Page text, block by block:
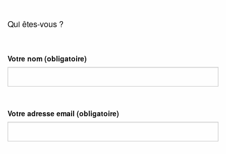
Qui êtes-vous ?
Votre nom (obligatoire)
Votre adresse email (obligatoire)